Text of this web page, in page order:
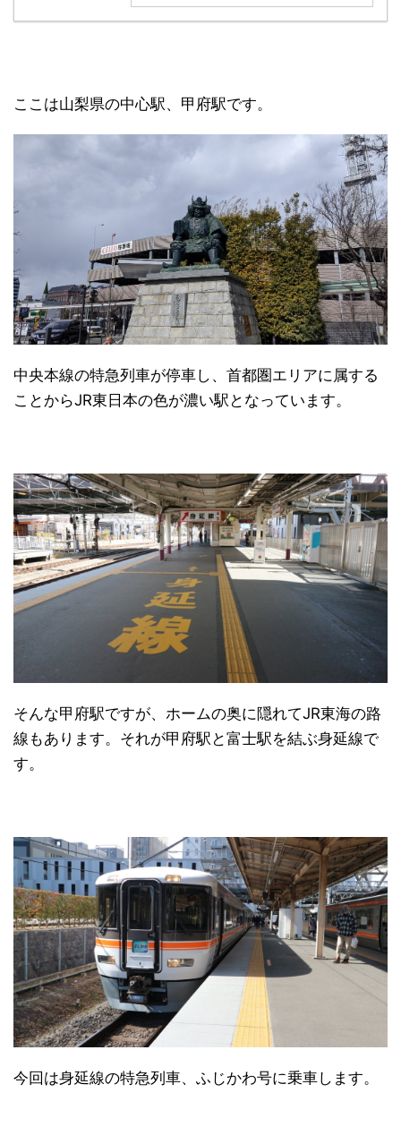
縦断(10)
ここは山梨県の中心駅、甲府駅です。
中央本線の特急列車が停車し、首都圏エリアに属する
ことからJR東日本の色が濃い駅となっています。
そんな甲府駅ですが、ホームの奥に隠れてJR東海の路
線もあります。それが甲府駅と富士駅を結ぶ身延線で
す。
今回は身延線の特急列車、ふじかわ号に乗車します。